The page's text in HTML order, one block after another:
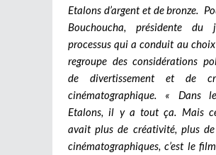
Etalons d’argent et de bronze.
Bouchoucha, présidente du
processus qui a conduit au
regroupe des considérations
de divertissement et de
cinématographique. « Dans
Etalons, il y a tout ça. Mais
avait plus de créativité, plus
cinématographiques, c’est le